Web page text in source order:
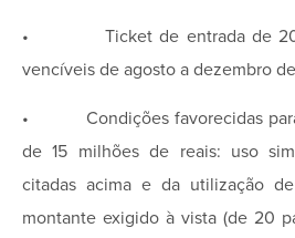
• Ticket de entrada de
vencíveis de agosto a dezembro
• Condições favorecidas para
de 15 milhões de reais: uso
citadas acima e da utilização
montante exigido à vista (de 20